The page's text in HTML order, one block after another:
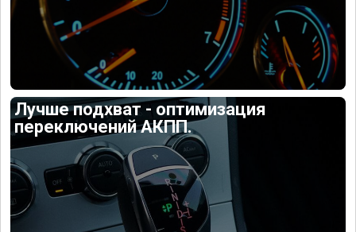
Лучше подхват - оптимизация
переключений АКПП.